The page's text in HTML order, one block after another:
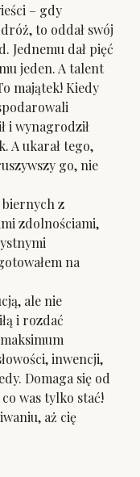
– gdy
to oddał swój
Jednemu dał pięć
jeden. A talent
majątek! Kiedy
i wynagrodził
A ukarał tego,
go, nie
z
zdolnościami,
na
ale nie
i rozdać
inwencji,
Domaga się od
was tylko stać!
aż cię